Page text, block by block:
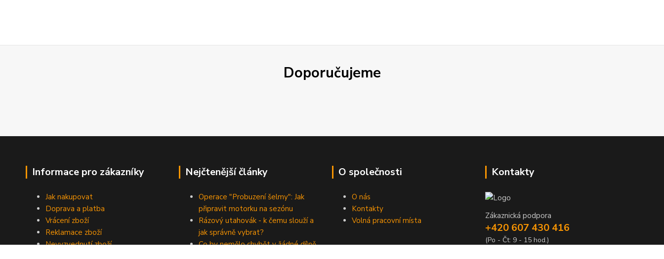
Doporučujeme
Informace pro zákazníky
Jak nakupovat
Doprava a platba
Vrácení zboží
Reklamace zboží
Nevyzvednutí zboží
Nejčtenější články
Operace "Probuzení šelmy": Jak
připravit motorku na sezónu
Rázový utahovák - k čemu slouží a
jak správně vybrat?
Co by nemělo chybět v žádné dílně
O společnosti
O nás
Kontakty
Volná pracovní místa
Kontakty
Zákaznická podpora
+420 607 430 416
(Po - Čt: 9 - 15 hod.)